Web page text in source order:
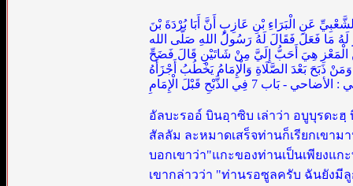
الشَّعْبِيِّ عَنِ الْبَرَاءِ بْنِ عَازِبٍ أَنَّ أَبَا بُرْدَةَ بْنَ
مَا فَعَلَ فَقَالَ لَهُ رَسُولُ اللهِ صَلَّى الله
الْمَعْزِ هِيَ أَحَبُّ إِلَيَّ مِنْ شَاتَيْنِ قَالَ فَضَحِّ
ذَبَحَ بَعْدَ الصَّلَاةِ وَالْإِمَامُ يَخْطُبُ أَجْزَأَهُ
- بَاب 7 فِي الذَّبْحِ قَبْلَ الْإِمَامِ
อัลบะรออ์ บินอฺาซิบ เล่าว่า อบูบุรดะ
สัลลัม ละหมาดเสร็จท่านก็เรียกเขาม
บอกเขาว่า"แกะของท่านเป็นเพียงแก
เขากล่าวว่า "ท่านรอซูลครับ ฉันยังมี